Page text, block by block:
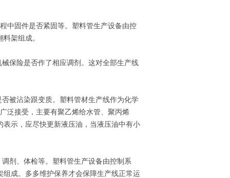
固件是否紧固等。塑料管生产设备由控
架组成。
保险是否作了相应调剂。这对全部生产线
被沾染跟变质。塑料管材生产线作为化学
泛接受，主要有聚乙烯给水管、聚丙烯
示，应尽快更新液压油，当液压油中有小
剂、体检等。塑料管生产设备由控制系
成。多多维护保养才会保障生产线正常运